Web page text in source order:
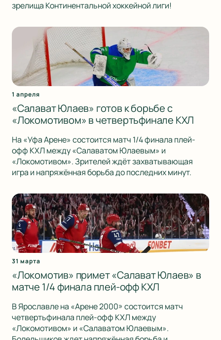
зрелища Континентальной хоккейной лиги!
1 апреля
«Салават Юлаев» готов к борьбе с
«Локомотивом» в четвертьфинале КХЛ
На «Уфа Арене» состоится матч 1/4 финала плей-
офф КХЛ между «Салаватом Юлаевым» и
«Локомотивом». Зрителей ждёт захватывающая
игра и напряжённая борьба до последних минут.
31 марта
«Локомотив» примет «Салават Юлаев» в
матче 1/4 финала плей-офф КХЛ
В Ярославле на «Арене 2000» состоится матч
четвертьфинала плей-офф КХЛ между
«Локомотивом» и «Салаватом Юлаевым».